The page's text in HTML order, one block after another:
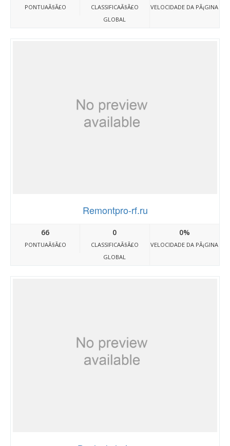
PONTUAÃ§Ã£O
CLASSIFICAÃ§Ã£O
GLOBAL
VELOCIDADE DA PÃ¡GINA
Remontpro-rf.ru
66
PONTUAÃ§Ã£O
0
CLASSIFICAÃ§Ã£O
GLOBAL
0%
VELOCIDADE DA PÃ¡GINA